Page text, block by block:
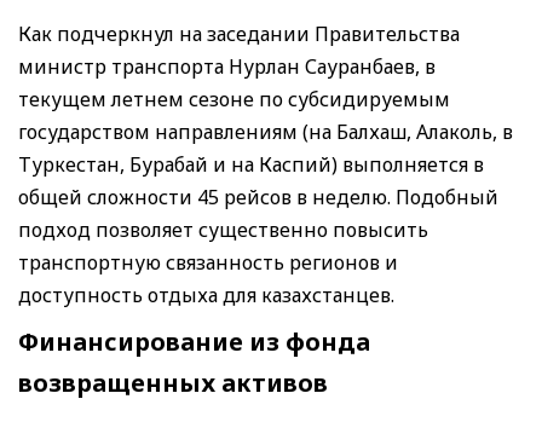
Как подчеркнул на заседании Правительства
министр транспорта Нурлан Сауранбаев, в
текущем летнем сезоне по субсидируемым
государством направлениям (на Балхаш, Алаколь, в
Туркестан, Бурабай и на Каспий) выполняется в
общей сложности 45 рейсов в неделю. Подобный
подход позволяет существенно повысить
транспортную связанность регионов и
доступность отдыха для казахстанцев.
Финансирование из фонда
возвращенных активов